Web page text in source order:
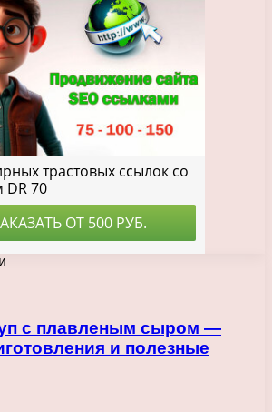
с плавленым сыром —
и полезные